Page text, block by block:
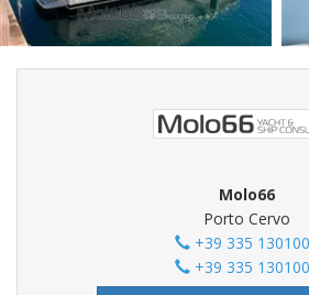
Molo66
Porto Cervo
+39 335
+39 335